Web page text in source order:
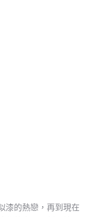
漆的熱戀，再到現在